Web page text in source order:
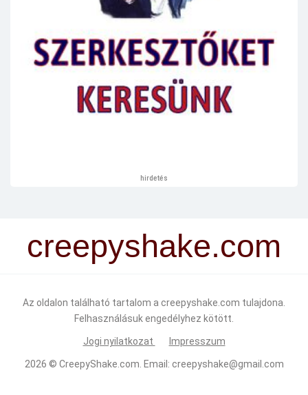
hirdetés
creepyshake.com
Az oldalon található tartalom a creepyshake.com tulajdona.
Felhasználásuk engedélyhez kötött.
Jogi nyilatkozat Impresszum
2026 © CreepyShake.com. Email: creepyshake@gmail.com